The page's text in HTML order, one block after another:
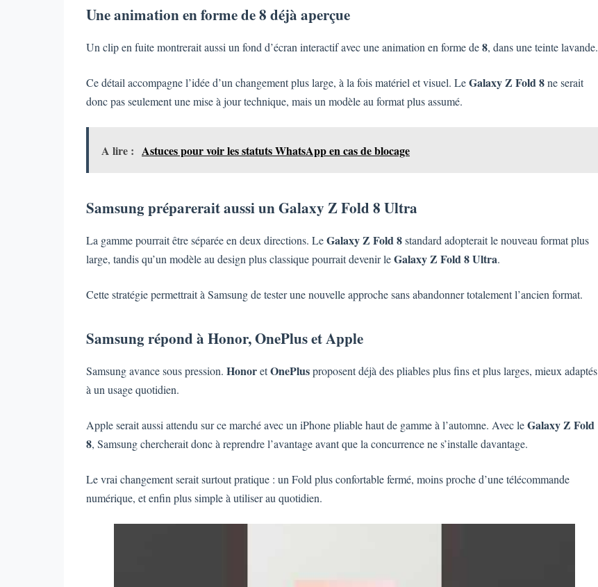
Une animation en forme de 8 déjà aperçue
Un clip en fuite montrerait aussi un fond d’écran interactif avec une animation en forme de8, dans une teinte lavande.
Ce détail accompagne l’idée d’un changement plus large, à la fois matériel et visuel. LeGalaxy Z Fold 8ne serait
donc pas seulement une mise à jour technique, mais un modèle au format plus assumé.
A lire : Astuces pour voir les statuts WhatsApp en cas de blocage
Samsung préparerait aussi un Galaxy Z Fold 8 Ultra
La gamme pourrait être séparée en deux directions. LeGalaxy Z Fold 8standard adopterait le nouveau format plus
large, tandis qu’un modèle au design plus classique pourrait devenir leGalaxy Z Fold 8 Ultra.
Cette stratégie permettrait à Samsung de tester une nouvelle approche sans abandonner totalement l’ancien format.
Samsung répond à Honor, OnePlus et Apple
Samsung avance sous pression. HonoretOnePlusproposent déjà des pliables plus fins et plus larges, mieux adaptés
à un usage quotidien.
Apple serait aussi attendu sur ce marché avec un iPhone pliable haut de gamme à l’automne. Avec leGalaxy Z Fold
8, Samsung chercherait donc à reprendre l’avantage avant que la concurrence ne s’installe davantage.
Le vrai changement serait surtout pratique : un Fold plus confortable fermé, moins proche d’une télécommande
numérique, et enfin plus simple à utiliser au quotidien.